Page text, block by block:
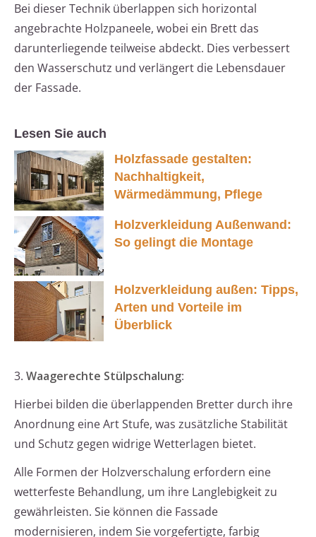
Bei dieser Technik überlappen sich horizontal
angebrachte Holzpaneele, wobei ein Brett das
darunterliegende teilweise abdeckt. Dies verbessert
den Wasserschutz und verlängert die Lebensdauer
der Fassade.
Lesen Sie auch
Holzfassade gestalten:
Nachhaltigkeit,
Wärmedämmung, Pflege
Holzverkleidung Außenwand:
So gelingt die Montage
Holzverkleidung außen: Tipps,
Arten und Vorteile im
Überblick
3. Waagerechte Stülpschalung:
Hierbei bilden die überlappenden Bretter durch ihre
Anordnung eine Art Stufe, was zusätzliche Stabilität
und Schutz gegen widrige Wetterlagen bietet.
Alle Formen der Holzverschalung erfordern eine
wetterfeste Behandlung, um ihre Langlebigkeit zu
gewährleisten. Sie können die Fassade
modernisieren, indem Sie vorgefertigte, farbig